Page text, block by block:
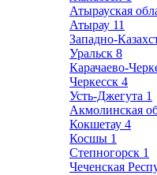
Атырауская
Атырау 11
Западно-
Уральск 8
Карачаево-
Черкесск 4
Усть-Джегута 1
Акмолинская
Кокшетау 4
Косшы 1
Степногорск 1
Чеченская